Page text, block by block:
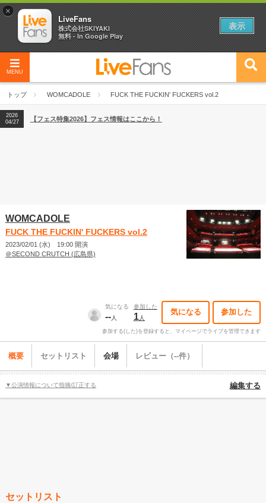
MENU
トップ WOMCADOLE FUCK THE FUCKIN' FUCKERS vol.2
2026
04/27
2026
【ライブ動員ランキング】2026年上半期編発表！
2026
04/27
【フェス特集2026】フェス情報はここから！
WOMCADOLE
FUCK THE FUCKIN' FUCKERS vol.2
2023/02/01 (水) 19:00 開演
＠SECOND CRUTCH (広島県)
気になる
--人
参加した
1人
気になる 参加した
参加する(した)を登録すると、マイページでライブを管理できます
概要 セットリスト 会場 レビュー（--件）
▼公演情報について指摘/訂正する 編集する
セットリスト
×
LiveFans
株式会社SKIYAKI
無料 - In Google Play
表示